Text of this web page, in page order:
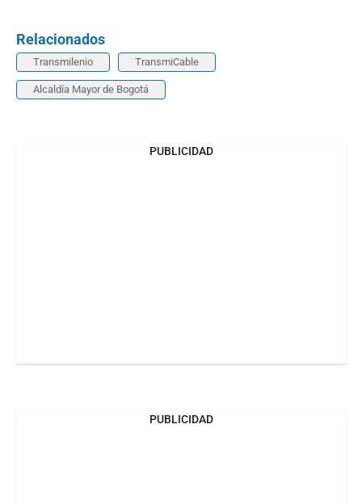
Relacionados
Transmilenio TransmiCable
Alcaldía Mayor de Bogotá
PUBLICIDAD
PUBLICIDAD